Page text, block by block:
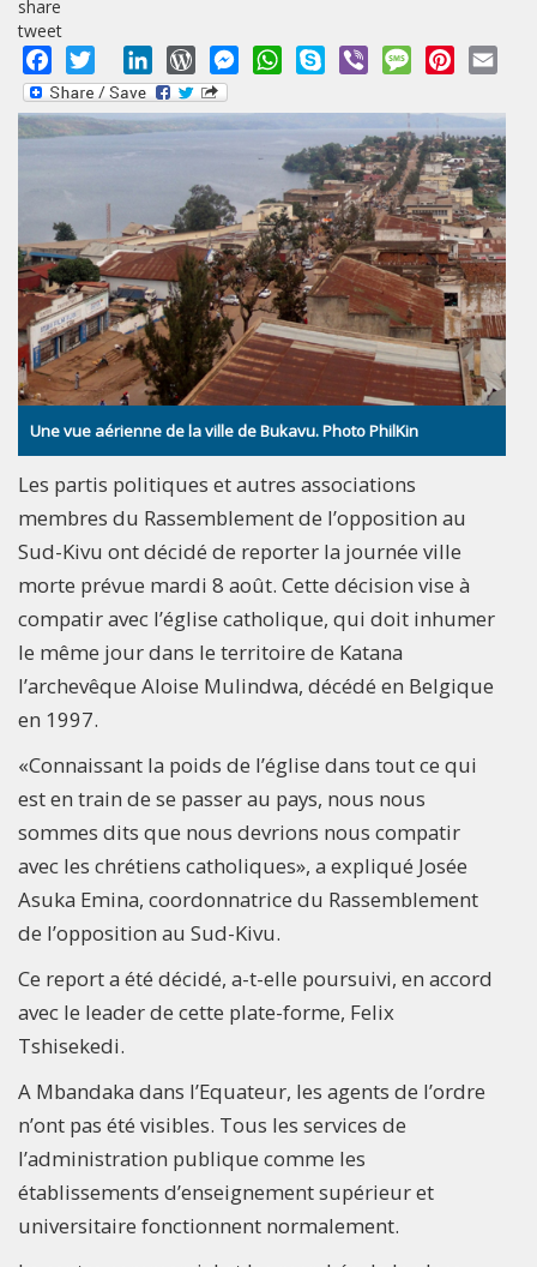
share
tweet
Facebook
Twitter LinkedInWordPressMessengerWhatsApp
Skype Viber MessagePinterest
Une vue aérienne de la ville de Bukavu. Photo PhilKin
Les partis politiques et autres associations
membres du Rassemblement de l’opposition au
Sud-Kivu ont décidé de reporter la journée ville
morte prévue mardi 8 août. Cette décision vise à
compatir avec l’église catholique, qui doit inhumer
le même jour dans le territoire de Katana
l’archevêque Aloise Mulindwa, décédé en Belgique
en 1997.
«Connaissant la poids de l’église dans tout ce qui
est en train de se passer au pays, nous nous
sommes dits que nous devrions nous compatir
avec les chrétiens catholiques», a expliqué Josée
Asuka Emina, coordonnatrice du Rassemblement
de l’opposition au Sud-Kivu.
Ce report a été décidé, a-t-elle poursuivi, en accord
avec le leader de cette plate-forme, Felix
Tshisekedi.
A Mbandaka dans l’Equateur, les agents de l’ordre
n’ont pas été visibles. Tous les services de
l’administration publique comme les
établissements d’enseignement supérieur et
universitaire fonctionnent normalement.